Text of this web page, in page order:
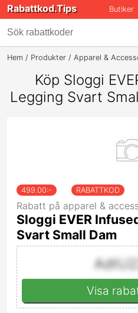
Rabattkod.Tips Butiker
Hem Produkter Apparel &
Köp Sloggi
Legging Svart
499.00:- RABATTKOD
Rabatt på apparel &
Sloggi EVER
Svart Small Dam
Visa